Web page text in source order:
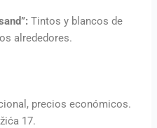
Tintos y blancos de
alrededores.
precios económicos.
17.